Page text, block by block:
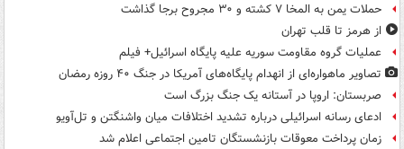
حملات یمن به المخا ۷ کشته و ۳۰ مجروح برجا گذاشت
از هرمز تا قلب تهران
عملیات گروه مقاومت سوریه علیه پایگاه اسرائیل+ فیلم
تصاویر ماهواره‌ای از انهدام پایگاه‌های آمریکا در جنگ ۴۰ روزه رمضان
صربستان: اروپا در آستانه یک جنگ بزرگ است
ادعای رسانه اسرائیلی درباره تشدید اختلافات میان واشنگتن و تل‌آویو
زمان پرداخت معوقات بازنشستگان تامین اجتماعی اعلام شد